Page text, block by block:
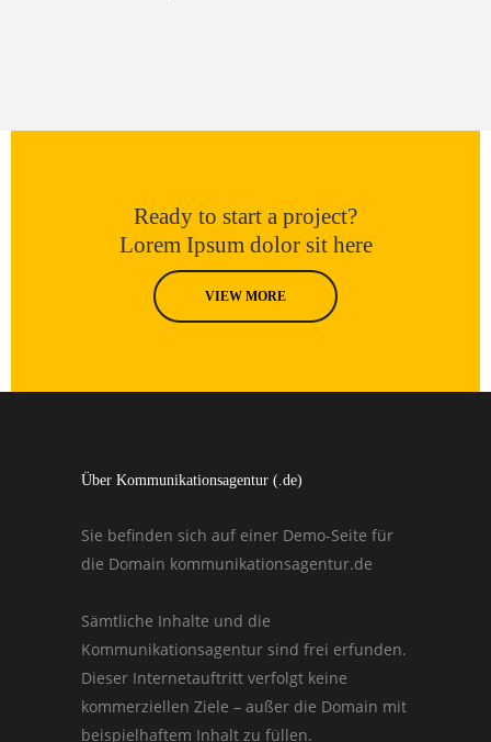
Ready to start a project?
Lorem Ipsum dolor sit here
VIEW MORE
Über Kommunikationsagentur (.de)
Sie befinden sich auf einer Demo-Seite für
die Domain kommunikationsagentur.de
Sämtliche Inhalte und die
Kommunikationsagentur sind frei erfunden.
Dieser Internetauftritt verfolgt keine
kommerziellen Ziele – außer die Domain mit
beispielhaftem Inhalt zu füllen.